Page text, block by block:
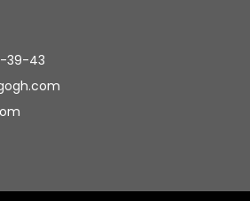
39-43